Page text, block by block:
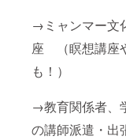
→ミャンマー文
座 （瞑想講座
も！）
→教育関係者、
の講師派遣・出